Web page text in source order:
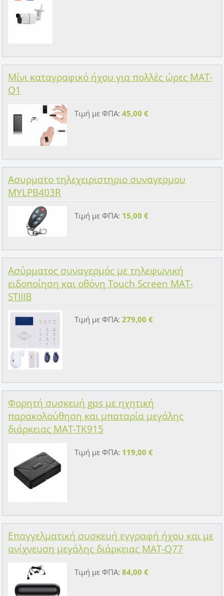
Μίνι καταγραφικό ήχου για πολλές ώρες MAT-
Q1
Τιμή με ΦΠΑ: 45,00 €
Ασυρματο τηλεχειριστηριο συναγερμου
MYLPB403R
Τιμή με ΦΠΑ: 15,00 €
Ασύρματος συναγερμός με τηλεφωνική
ειδοποίηση και οθόνη Touch Screen MAT-
STIIIB
Τιμή με ΦΠΑ: 279,00 €
Φορητή συσκευή gps με ηχητική
παρακολούθηση και μπαταρία μεγάλης
διάρκειας MAT-TK915
Τιμή με ΦΠΑ: 119,00 €
Επαγγελματική συσκευή εγγραφή ήχου και με
ανίχνευση μεγάλης διάρκειας MAT-Q77
Τιμή με ΦΠΑ: 84,00 €